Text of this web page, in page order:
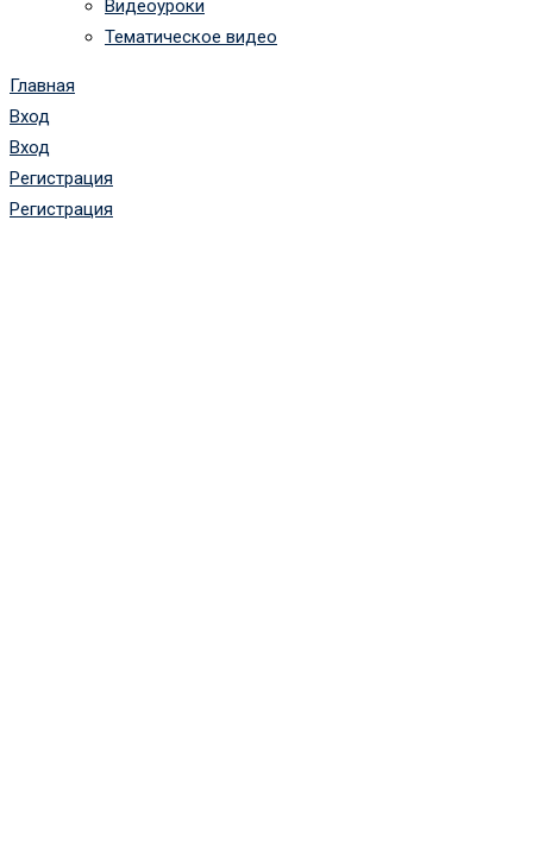
Видеоуроки
Тематическое видео
Главная
Вход
Вход
Регистрация
Регистрация